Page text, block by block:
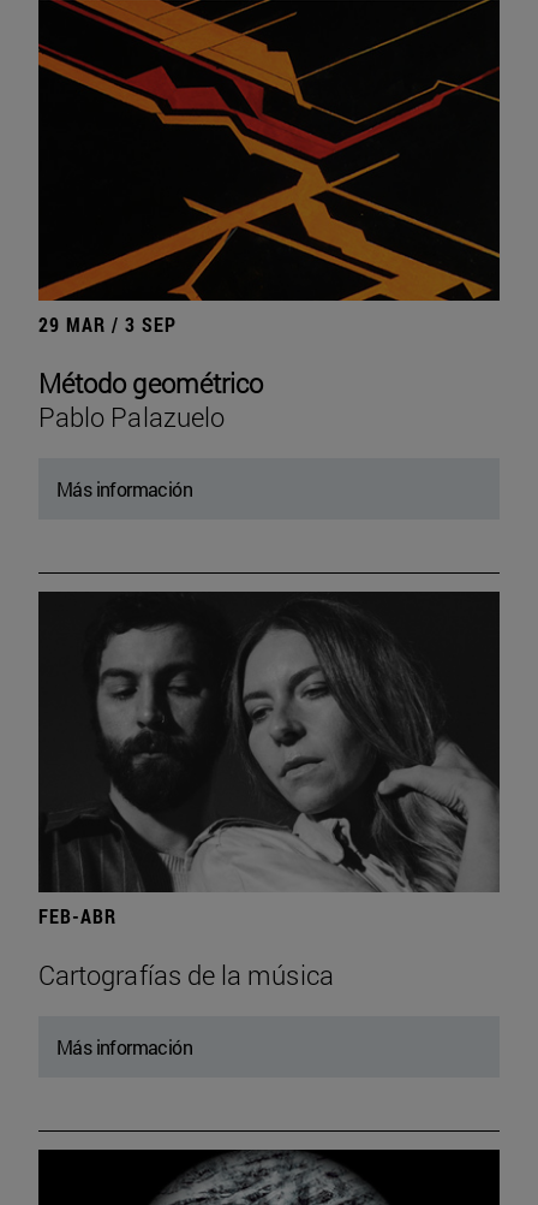
29 MAR / 3 SEP
Método geométrico
Pablo Palazuelo
Más información
FEB-ABR
Cartografías de la música
Más información